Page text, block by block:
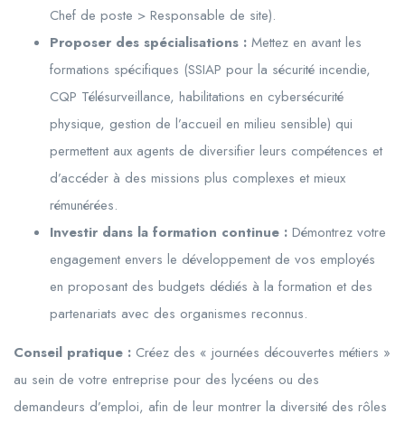
Chef de poste > Responsable de site).
Proposer des spécialisations : Mettez en avant les
formations spécifiques (SSIAP pour la sécurité incendie,
CQP Télésurveillance, habilitations en cybersécurité
physique, gestion de l’accueil en milieu sensible) qui
permettent aux agents de diversifier leurs compétences et
d’accéder à des missions plus complexes et mieux
rémunérées.
Investir dans la formation continue : Démontrez votre
engagement envers le développement de vos employés
en proposant des budgets dédiés à la formation et des
partenariats avec des organismes reconnus.
Conseil pratique : Créez des « journées découvertes métiers »
au sein de votre entreprise pour des lycéens ou des
demandeurs d’emploi, afin de leur montrer la diversité des rôles